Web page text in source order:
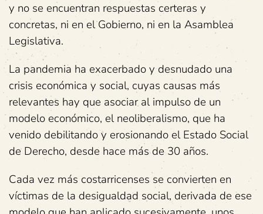
y no se encuentran respuestas certeras y
concretas, ni en el Gobierno, ni en la Asamblea
Legislativa.
La pandemia ha exacerbado y desnudado una
crisis económica y social, cuyas causas más
relevantes hay que asociar al impulso de un
modelo económico, el neoliberalismo, que ha
venido debilitando y erosionando el Estado Social
de Derecho, desde hace más de 30 años.
Cada vez más costarricenses se convierten en
víctimas de la desigualdad social, derivada de ese